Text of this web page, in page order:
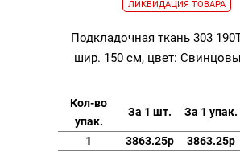
ЛИКВИДАЦИЯ ТОВАРА
Подкладочная ткань 303
шир. 150 см, цвет:
Кол-во
упак.
За 1 шт. За 1 упак.
1 3863.25р 3863.25р